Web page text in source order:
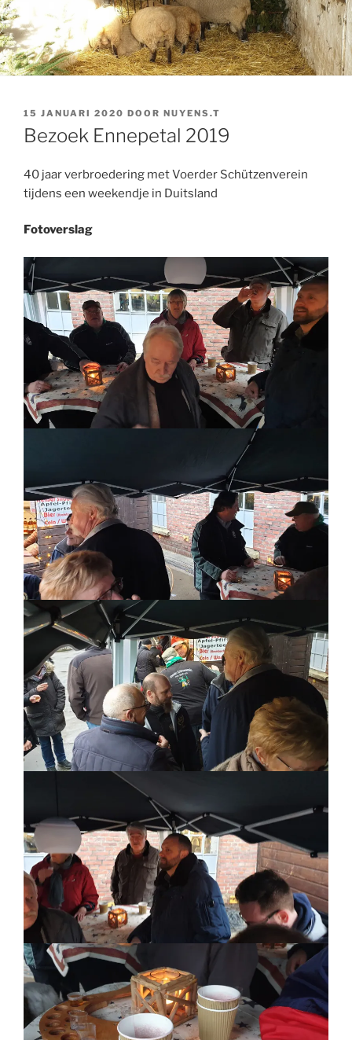
GEPLAATST
OP
15 JANUARI 2020 DOOR NUYENS.T
Bezoek Ennepetal 2019
40 jaar verbroedering met Voerder Schützenverein
tijdens een weekendje in Duitsland
Fotoverslag